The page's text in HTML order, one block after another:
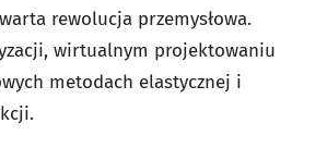
rewolucja przemysłowa.
wirtualnym projektowaniu
metodach elastycznej i